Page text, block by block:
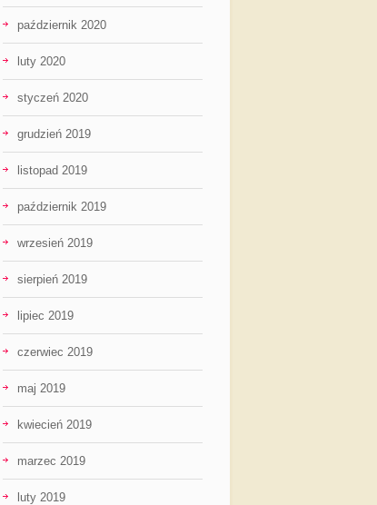
październik 2020
luty 2020
styczeń 2020
grudzień 2019
listopad 2019
październik 2019
wrzesień 2019
sierpień 2019
lipiec 2019
czerwiec 2019
maj 2019
kwiecień 2019
marzec 2019
luty 2019